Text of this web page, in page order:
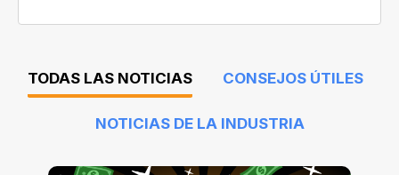
TODAS LAS NOTICIAS CONSEJOS ÚTILES
NOTICIAS DE LA INDUSTRIA